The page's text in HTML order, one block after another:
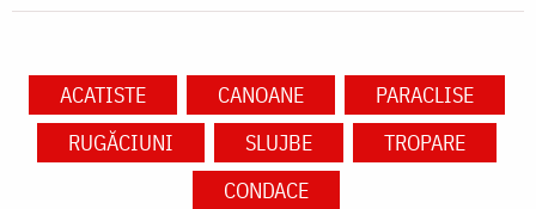
ACATISTE CANOANE
PARACLISE
RUGĂCIUNI
SLUJBE
TROPARE
CONDACE